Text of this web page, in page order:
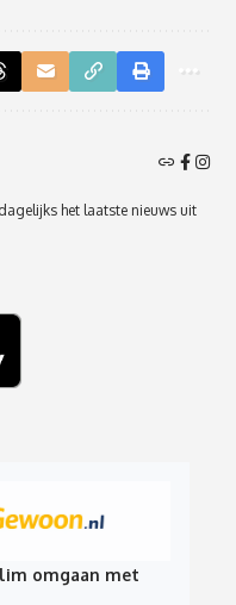
het laatste nieuws uit
omgaan met